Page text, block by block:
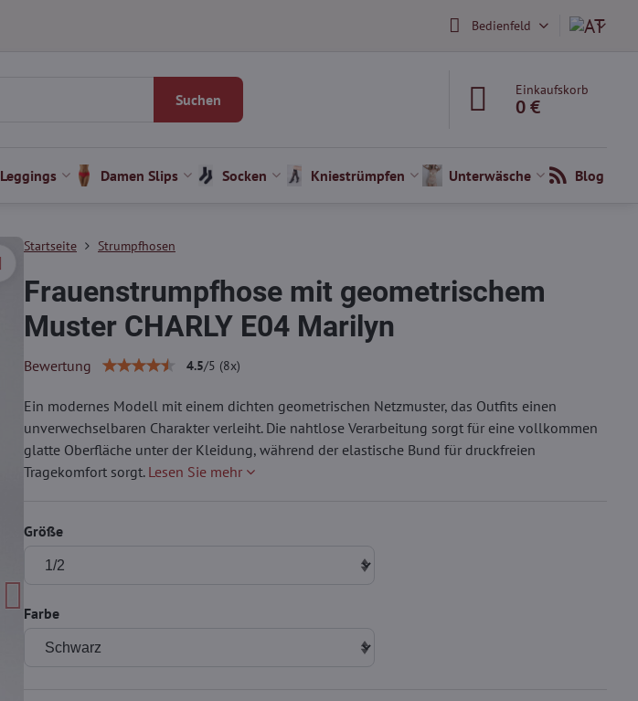
Bedienfeld
Suchen
Einkaufskorb
0 €
Leggings Damen Slips Socken Kniestrümpfen Unterwäsche Blog
Startseite Strumpfhosen
Frauenstrumpfhose mit geometrischem
Muster CHARLY E04 Marilyn
Bewertung 4.5/5 (8x)
Ein modernes Modell mit einem dichten geometrischen Netzmuster, das Outfits einen
unverwechselbaren Charakter verleiht. Die nahtlose Verarbeitung sorgt für eine vollkommen
glatte Oberfläche unter der Kleidung, während der elastische Bund für druckfreien
Tragekomfort sorgt. Lesen Sie mehr
Größe
Farbe